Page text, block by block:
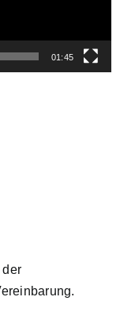
01:45
der